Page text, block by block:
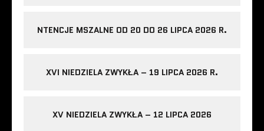
NTENCJE MSZALNE OD 20 DO 26 LIPCA 2026 R.
XVI NIEDZIELA ZWYKŁA – 19 LIPCA 2026 R.
XV NIEDZIELA ZWYKŁA – 12 LIPCA 2026